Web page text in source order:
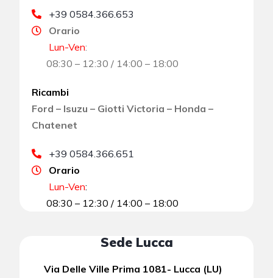
+39 0584.366.653
Orario
Lun-Ven:
08:30 – 12:30 / 14:00 – 18:00
Ricambi
Ford – Isuzu – Giotti Victoria – Honda –
Chatenet
+39 0584.366.651
Orario
Lun-Ven:
08:30 – 12:30 / 14:00 – 18:00
Sede Lucca
Via Delle Ville Prima 1081- Lucca (LU)